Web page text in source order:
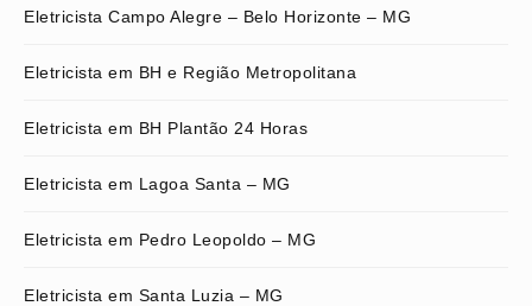
Eletricista Campo Alegre – Belo Horizonte – MG
Eletricista em BH e Região Metropolitana
Eletricista em BH Plantão 24 Horas
Eletricista em Lagoa Santa – MG
Eletricista em Pedro Leopoldo – MG
Eletricista em Santa Luzia – MG